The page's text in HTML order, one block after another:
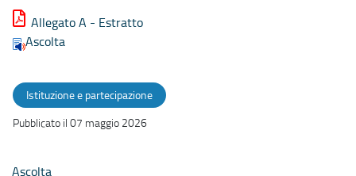
Allegato A - Estratto
Ascolta
Istituzione e partecipazione
Pubblicato il 07 maggio 2026
Ascolta